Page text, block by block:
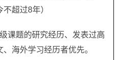
不超过8年）
课题的研究经历、发表过高
海外学习经历者优先。